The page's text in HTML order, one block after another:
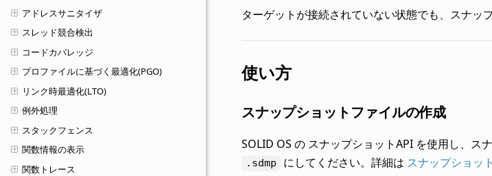
アドレスサニタイザ
スレッド競合検出
コードカバレッジ
プロファイルに基づく最適化(PGO)
リンク時最適化(LTO)
例外処理
スタックフェンス
関数情報の表示
関数トレース
ターゲットが接続されていない状態でも、スナッ
使い方
スナップショットファイルの作成
SOLID OS の スナップショットAPI を使用し、ス
.sdmp にしてください。詳細は スナップショット